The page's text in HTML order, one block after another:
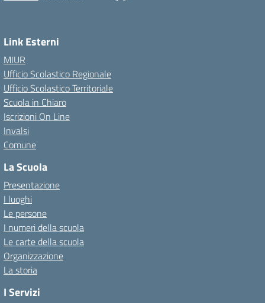
Link Esterni
MIUR
Ufficio Scolastico Regionale
Ufficio Scolastico Territoriale
Scuola in Chiaro
Iscrizioni On Line
Invalsi
Comune
La Scuola
Presentazione
I luoghi
Le persone
I numeri della scuola
Le carte della scuola
Organizzazione
La storia
I Servizi